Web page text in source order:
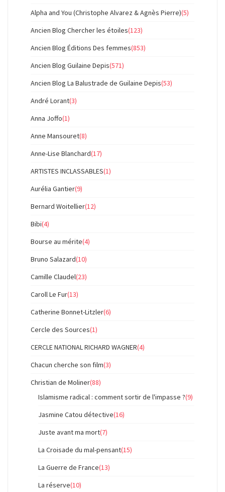
Alpha and You (Christophe Alvarez & Agnès Pierre)(5)
Ancien Blog Chercher les étoiles(123)
Ancien Blog Éditions Des femmes(853)
Ancien Blog Guilaine Depis(571)
Ancien Blog La Balustrade de Guilaine Depis(53)
André Lorant(3)
Anna Joffo(1)
Anne Mansouret(8)
Anne-Lise Blanchard(17)
ARTISTES INCLASSABLES(1)
Aurélia Gantier(9)
Bernard Woitellier(12)
Bibi(4)
Bourse au mérite(4)
Bruno Salazard(10)
Camille Claudel(23)
Caroll Le Fur(13)
Catherine Bonnet-Litzler(6)
Cercle des Sources(1)
CERCLE NATIONAL RICHARD WAGNER(4)
Chacun cherche son film(3)
Christian de Moliner(88)
Islamisme radical : comment sortir de l'impasse ?(9)
Jasmine Catou détective(16)
Juste avant ma mort(7)
La Croisade du mal-pensant(15)
La Guerre de France(13)
La réserve(10)